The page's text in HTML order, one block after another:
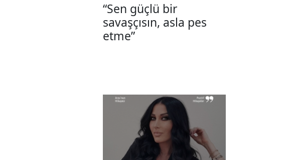
“Sen güçlü bir
savaşçısın, asla pes
etme”